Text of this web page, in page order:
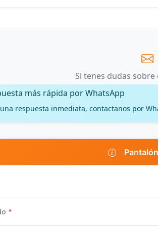
Si tenes dudas
más rápida por WhatsApp
respuesta inmediata, contactanos por
*